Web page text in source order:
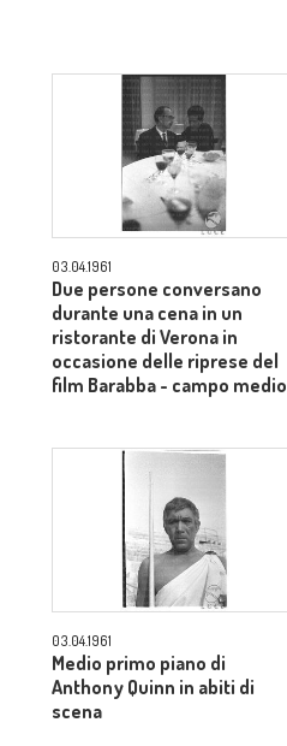
03.04.1961
Due persone conversano
durante una cena in un
ristorante di Verona in
occasione delle riprese del
film Barabba - campo medio
03.04.1961
Medio primo piano di
Anthony Quinn in abiti di
scena